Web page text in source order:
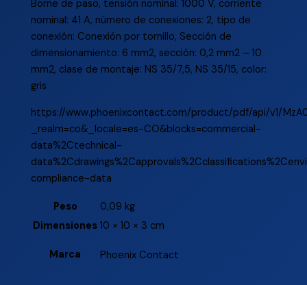
Borne de paso, tensión nominal: 1000 V, corriente
nominal: 41 A, número de conexiones: 2, tipo de
conexión: Conexión por tornillo, Sección de
dimensionamiento: 6 mm2, sección: 0,2 mm2 – 10
mm2, clase de montaje: NS 35/7,5, NS 35/15, color:
gris
https://www.phoenixcontact.com/product/pdf/api/v1/
_realm=co&_locale=es-CO&blocks=commercial-
data%2Ctechnical-
compliance-data
Peso
0,09 kg
Dimensiones 10 × 10 × 3 cm
Marca Phoenix Contact